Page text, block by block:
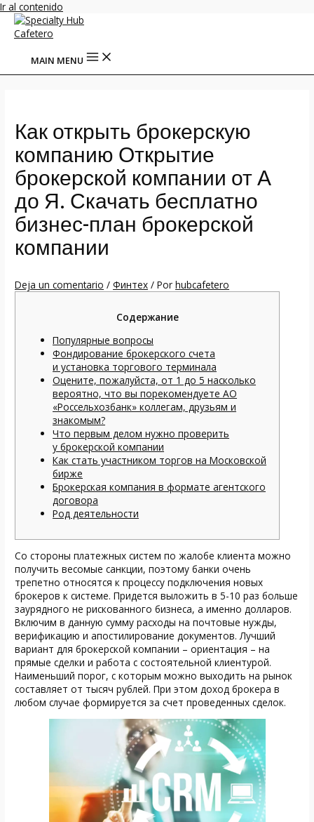
Ir al contenido
MAIN MENU
Как открыть брокерскую
компанию Открытие
брокерской компании от А
до Я. Скачать бесплатно
бизнес-план брокерской
компании
Deja un comentario /Финтех / Porhubcafetero
Содержание
Популярные вопросы
Фондирование брокерского счета
и установка торгового терминала
Оцените, пожалуйста, от 1 до 5 насколько
вероятно, что вы порекомендуете АО
«Россельхозбанк» коллегам, друзьям и
знакомым?
Что первым делом нужно проверить
у брокерской компании
Как стать участником торгов на Московской
бирже
Брокерская компания в формате агентского
договора
Род деятельности
Со стороны платежных систем по жалобе клиента можно
получить весомые санкции, поэтому банки очень
трепетно относятся к процессу подключения новых
брокеров к системе. Придется выложить в 5-10 раз больше
заурядного не рискованного бизнеса, а именно долларов.
Включим в данную сумму расходы на почтовые нужды,
верификацию и апостилирование документов. Лучший
вариант для брокерской компании – ориентация – на
прямые сделки и работа с состоятельной клиентурой.
Наименьший порог, с которым можно выходить на рынок
составляет от тысяч рублей. При этом доход брокера в
любом случае формируется за счет проведенных сделок.